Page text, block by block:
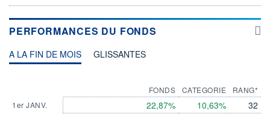
PERFORMANCES DU FONDS
A LA FIN DE MOIS GLISSANTES
1er JANV.
FONDS
22,87%
CATEGORIE
10,63%
RANG*
32